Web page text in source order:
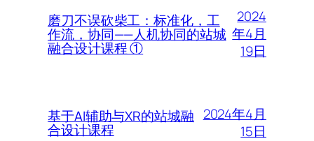
磨刀不误砍柴工：标准化，工
作流，协同——人机协同的站城
融合设计课程 ①
2024
年4月
19日
基于AI辅助与XR的站城融
合设计课程
2024年4月
15日